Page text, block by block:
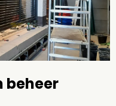
beheer